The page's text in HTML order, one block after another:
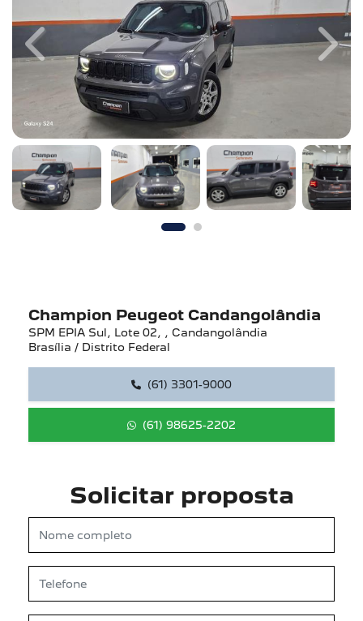
Previous Next
Champion Peugeot Candangolândia
SPM EPIA Sul, Lote 02, , Candangolândia
Brasília / Distrito Federal
(61) 3301-9000
(61) 98625-2202
Solicitar proposta